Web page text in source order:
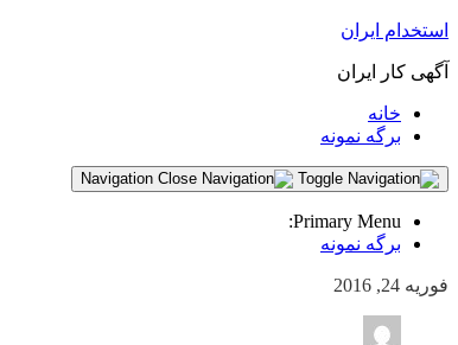
استخدام ایران
آگهی کار ایران
خانه
برگه نمونه
Primary Menu:
برگه نمونه
فوریه 24, 2016